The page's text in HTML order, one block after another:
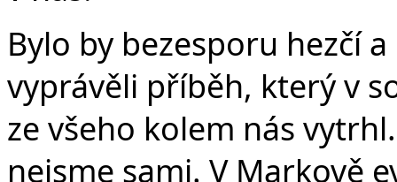
Bylo by bezesporu hezčí
vyprávěli příběh, který v
ze všeho kolem nás
nejsme sami. V Markově